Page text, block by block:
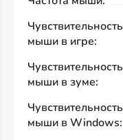
Чувствительность
мыши в игре:
Чувствительность
мыши в зуме:
Чувствительность
мыши в Windows: